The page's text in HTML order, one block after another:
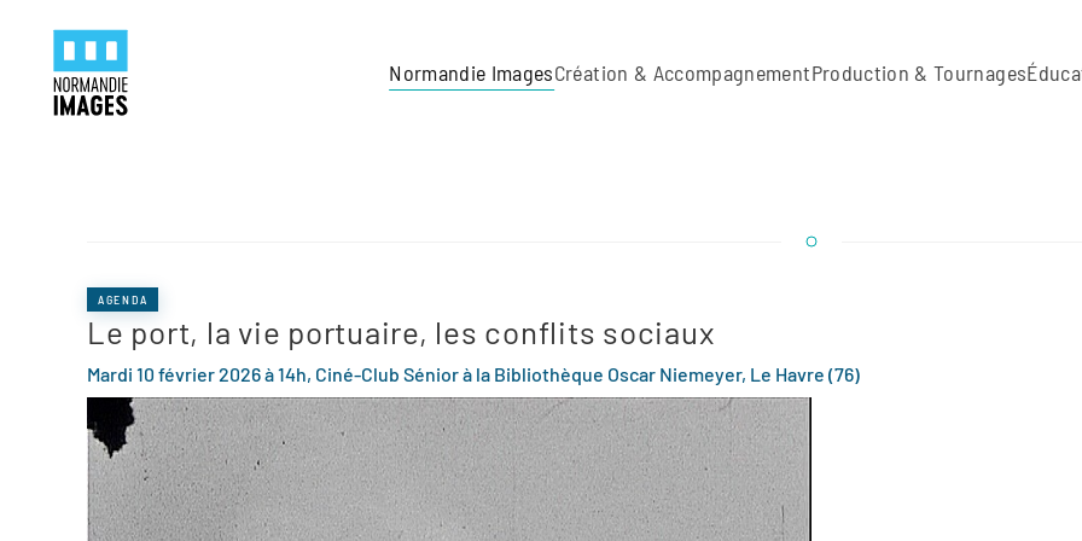
Skip to main content
Normandie ImagesCréation & AccompagnementProduction & Tournages
AGENDA
Le port, la vie portuaire, les conflits sociaux
Mardi 10 février 2026 à 14h, Ciné-Club Sénior à la Bibliothèque Oscar Niemeyer, Le Havre (76)